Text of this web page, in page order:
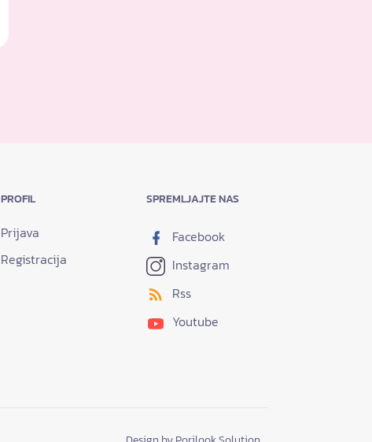
PROFIL
Prijava
Registracija
SPREMLJAJTE NAS
Facebook
Instagram
Rss
Youtube